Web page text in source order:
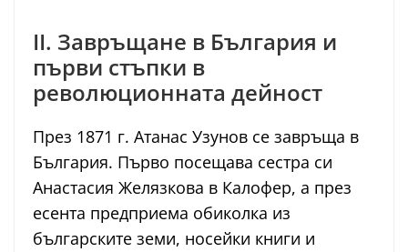
II. Завръщане в България и
първи стъпки в
революционната дейност
През 1871 г. Атанас Узунов се завръща в
България. Първо посещава сестра си
Анастасия Желязкова в Калофер, а през
есента предприема обиколка из
българските земи, носейки книги и